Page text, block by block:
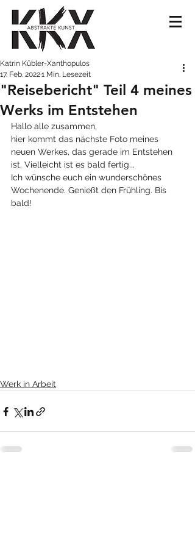
"Reisebericht" Teil 4 meines
Werks im Entstehen
Katrin Kübler-Xanthopulos
17. Feb. 20221 Min. Lesezeit
Hallo alle zusammen,
hier kommt das nächste Foto meines
neuen Werkes, das gerade im Entstehen
ist. Vielleicht ist es bald fertig...
Ich wünsche euch ein wunderschönes
Wochenende. Genießt den Frühling. Bis
bald!
Werk in Arbeit